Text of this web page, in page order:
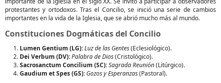
protestantes y ortodoxos. Tras el Concilio, se inició una serie de cambios
importantes en la vida de la Iglesia, que se abrió mucho más al mundo.
Constituciones Dogmáticas del Concilio
Lumen Gentium (LG):Luz de las Gentes(Eclesiológico).
Dei Verbum (DV):Palabra de Dios(Cristológico).
Sacrosanctum Concilium (SC):Sagrada Reunión(Litúrgico).
Gaudium et Spes (GS):Gozos y Esperanzas(Pastoral).